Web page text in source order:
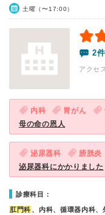
土曜（〜17:00）
2件
アクセ
内科 胃がん
母の命の恩人
泌尿器科 膀胱炎
泌尿器科にかかりました
診療科目：
肛門科 、内科、循環器内科